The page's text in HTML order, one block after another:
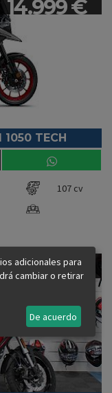
14.999 €
TECH
107 cv
8.999 €
adicionales para
cambiar o retirar
De acuerdo